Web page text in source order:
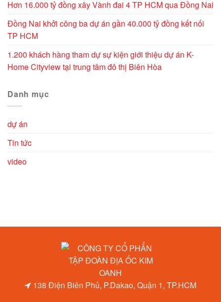
Hơn 16.000 tỷ đồng xây Vành đai 4 TP HCM qua Đồng Nai
Đồng Nai khởi công ba dự án gần 40.000 tỷ đồng kết nối
TP HCM
1.200 khách hàng tham dự sự kiện giới thiệu dự án K-
Home Cityview tại trung tâm đô thị Biên Hòa
Danh mục
dự án
Tin tức
video
138 Điện Biên Phủ, P.Dakao, Quận 1, TP.HCM